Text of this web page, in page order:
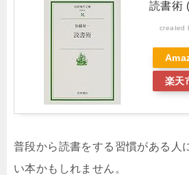
読書術
created
楽天
普段から読書をする習慣がある人
い本かもしれません。